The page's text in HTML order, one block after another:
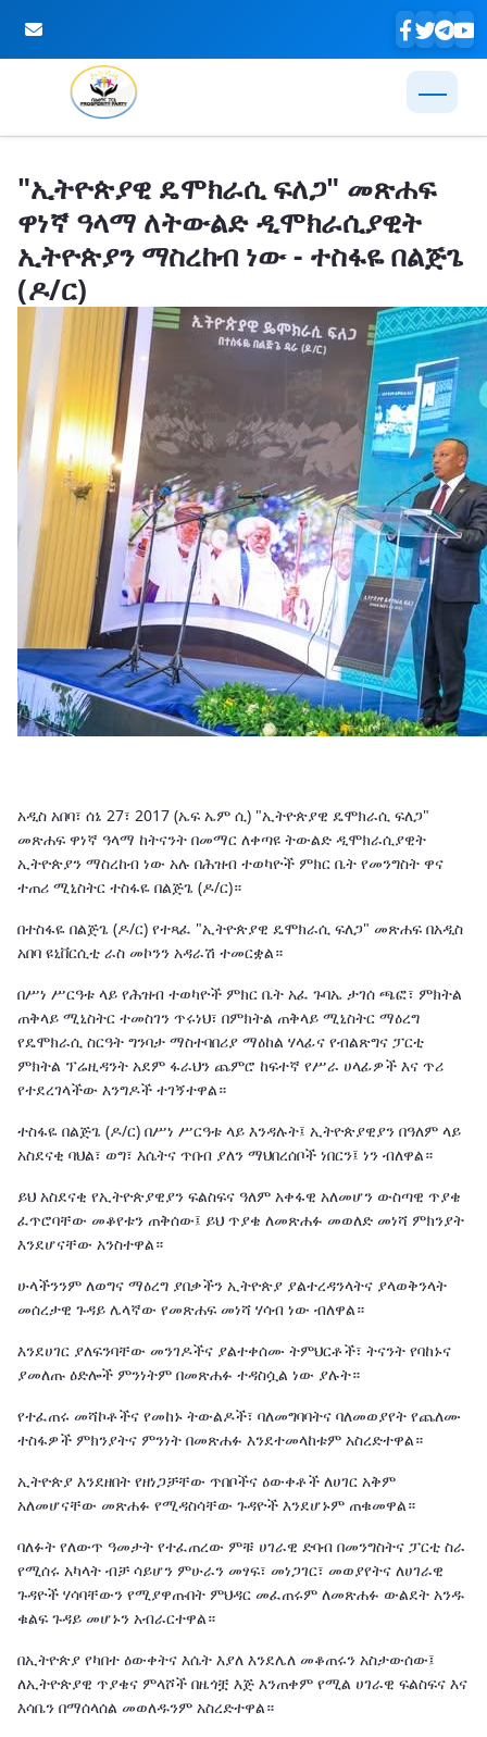
"ኢትዮጵያዊ ዴሞክራሲ ፍለጋ" መጽሐፍ
ዋነኛ ዓላማ ለትውልድ ዲሞክራሲያዊት
ኢትዮጵያን ማስረከብ ነው - ተስፋዬ በልጅጌ
(ዶ/ር)
አዲስ አበባ፣ ሰኔ 27፣ 2017 (ኤፍ ኤም ሲ) "ኢትዮጵያዊ ዴሞክራሲ ፍለጋ"
መጽሐፍ ዋነኛ ዓላማ ከትናንት በመማር ለቀጣዩ ትውልድ ዲሞክራሲያዊት
ኢትዮጵያን ማስረከብ ነው አሉ በሕዝብ ተወካዮች ምክር ቤት የመንግስት ዋና
ተጠሪ ሚኒስትር ተስፋዬ በልጅጌ (ዶ/ር)።
በተስፋዬ በልጅጌ (ዶ/ር) የተጻፈ "ኢትዮጵያዊ ዴሞክራሲ ፍለጋ" መጽሐፍ በአዲስ
አበባ ዩኒቨርሲቲ ራስ መኮንን አዳራሽ ተመርቋል።
በሥነ ሥርዓቱ ላይ የሕዝብ ተወካዮች ምክር ቤት አፈ ጉባኤ ታገሰ ጫፎ፣ ምክትል
ጠቅላይ ሚኒስትር ተመስገን ጥሩነህ፣ በምክትል ጠቅላይ ሚኒስትር ማዕረግ
የዴሞክራሲ ስርዓት ግንባታ ማስተባበሪያ ማዕከል ሃላፊና የብልጽግና ፓርቲ
ምክትል ፕሬዚዳንት አደም ፋራህን ጨምሮ ከፍተኛ የሥራ ሀላፊዎች እና ጥሪ
የተደረገላችው እንግዶች ተገኝተዋል።
ተስፋዬ በልጅጌ (ዶ/ር) በሥነ ሥርዓቱ ላይ እንዳሉት፤ ኢትዮጵያዊያን በዓለም ላይ
አስደናቂ ባህል፣ ወግ፣ እሴትና ጥበብ ያለን ማህበረሰቦች ነበርን፤ ነን ብለዋል።
ይህ አስደናቂ የኢትዮጵያዊያን ፍልስፍና ዓለም አቀፋዊ አለመሆን ውስጣዊ ጥያቄ
ፈጥሮባቸው መቆየቱን ጠቅሰው፤ ይህ ጥያቄ ለመጽሐፉ መወለድ መነሻ ምክንያት
እንደሆናቸው አንስተዋል።
ሁላችንንም ለወግና ማዕረግ ያበቃችን ኢትዮጵያ ያልተረዳንላትና ያላወቅንላት
መሰረታዊ ጉዳይ ሌላኛው የመጽሐፍ መነሻ ሃሳብ ነው ብለዋል።
እንደሀገር ያለፍንባቸው መንገዶችና ያልተቀሰሙ ትምህርቶች፣ ትናንት የባከኑና
ያመለጡ ዕድሎች ምንነትም በመጽሐፉ ተዳስሷል ነው ያሉት።
የተፈጠሩ መሻኮቶችና የመከኑ ትውልዶች፣ ባለመግባባትና ባለመወያየት የጨለሙ
ተስፋዎች ምክንያትና ምንነት በመጽሐፉ እንደተመላከቱም አስረድተዋል።
ኢትዮጵያ እንደዘበት የዘነጋቻቸው ጥበቦችና ዕውቀቶች ለሀገር አቅም
አለመሆናቸው መጽሐፉ የሚዳስሳቸው ጉዳዮች እንደሆኑም ጠቁመዋል።
ባለፉት የለውጥ ዓመታት የተፈጠረው ምቹ ሀገራዊ ድባብ በመንግስትና ፓርቲ ስራ
የሚሰሩ አካላት ብቻ ሳይሆን ምሁራን መፃፍ፣ መነጋገር፣ መወያየትና ለሀገራዊ
ጉዳዮች ሃሳባቸውን የሚያዋጡበት ምህዳር መፈጠሩም ለመጽሐፉ ውልደት አንዱ
ቁልፍ ጉዳይ መሆኑን አብራርተዋል።
በኢትዮጵያ የካበተ ዕውቀትና እሴት እያለ እንደሌለ መቆጠሩን አስታውሰው፤
ለኢትዮጵያዊ ጥያቄና ምላሾች በዜጎቿ እጅ እንጠቀም የሚል ሀገራዊ ፍልስፍና እና
እሳቤን በማሰላሰል መወለዱንም አስረድተዋል።